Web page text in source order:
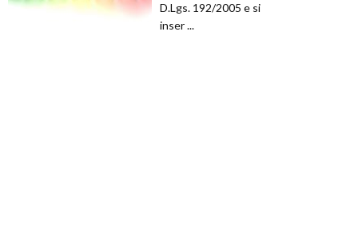
D.Lgs. 192/2005 e si
inser ...